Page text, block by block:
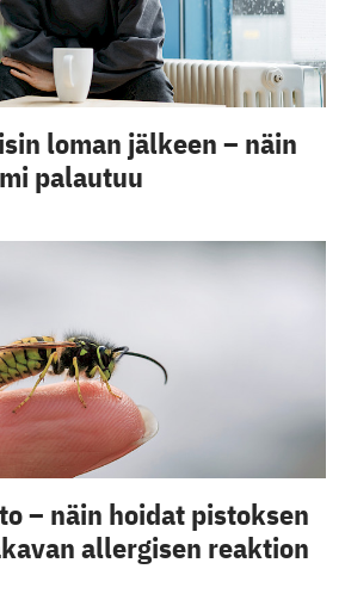
loman jälkeen – näin
palautuu
– näin hoidat pistoksen
allergisen reaktion